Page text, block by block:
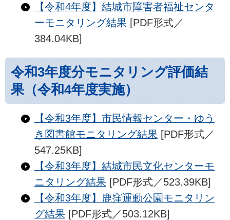
【令和4年度】結城市障害者福祉センタ
ーモニタリング結果 [PDF形式／
384.04KB]
令和3年度分モニタリング評価結
果（令和4年度実施）
【令和3年度】市民情報センター・ゆう
き図書館モニタリング結果 [PDF形式／
547.25KB]
【令和3年度】結城市民文化センターモ
ニタリング結果 [PDF形式／523.39KB]
【令和3年度】鹿窪運動公園モニタリン
グ結果 [PDF形式／503.12KB]